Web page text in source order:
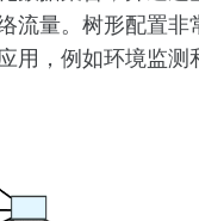
流量。树形配置非
用，例如环境监测